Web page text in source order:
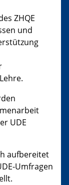
ZHQE
und
UDE
aufbereitet
Umfragen